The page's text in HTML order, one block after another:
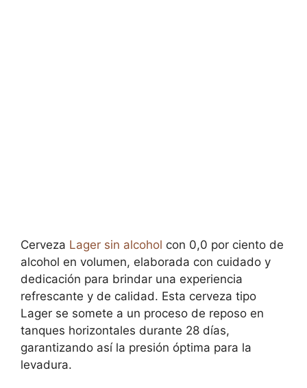
Cerveza Lager sin alcohol con 0,0 por ciento de
alcohol en volumen, elaborada con cuidado y
dedicación para brindar una experiencia
refrescante y de calidad. Esta cerveza tipo
Lager se somete a un proceso de reposo en
tanques horizontales durante 28 días,
garantizando así la presión óptima para la
levadura.